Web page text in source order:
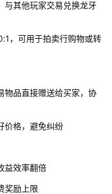
与其他玩家交易兑换龙牙
，可用于拍卖行购物或转
物品直接赠送给买家，协
价格，避免纠纷
益效率翻倍
奖励上限